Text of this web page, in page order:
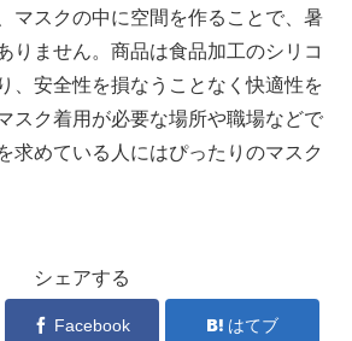
マスクの中に空間を作ることで、暑
りません。商品は食品加工のシリコ
、安全性を損なうことなく快適性を
スク着用が必要な場所や職場などで
求めている人にはぴったりのマスク
シェアする
Facebook はてブ